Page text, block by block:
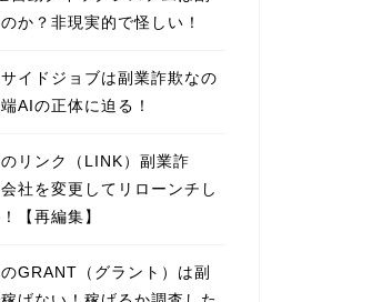
か？非現実的で怪しい！
イドジョブは副業詐欺なの
AIの正体に迫る！
リンク（LINK）副業詐
社を変更してリローンチし
【再編集】
GRANT（グラント）は副